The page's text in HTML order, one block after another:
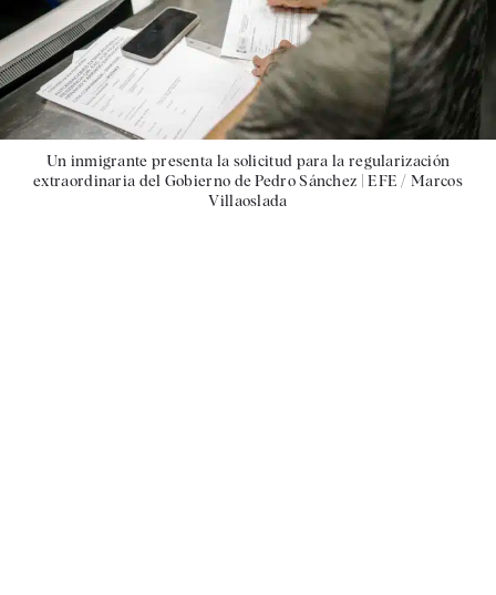
Un inmigrante presenta la solicitud para la regularización
extraordinaria del Gobierno de Pedro Sánchez |EFE / Marcos
Villaoslada